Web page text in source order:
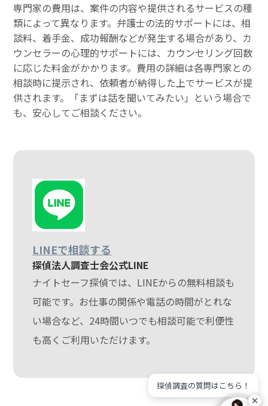
専門家の費用は、案件の内容や提供されるサービスの種
類によって異なります。弁護士の法的サポートには、相
談料、着手金、成功報酬などが発生する場合があり、カ
ウンセラーの心理的サポートには、カウンセリング回数
に応じた料金がかかります。費用の詳細は各専門家との
相談時に提示され、依頼者が納得した上でサービスが提
供されます。「まずは話を聞いてみたい」という場合で
も、安心してご相談ください。
LINEで相談する
探偵法人調査士会公式LINE
ナイトセーフ探偵では、LINEからの無料相談も
可能です。お仕事の関係や電話の時間がとれな
い場合など、24時間いつでも相談可能で利便性
も高くご利用いただけます。
探偵調査の質問はこちら！